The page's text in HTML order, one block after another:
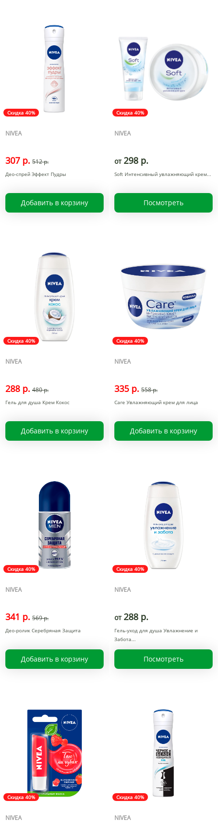
Скидка 40%
NIVEA
307 р. 512 р.
Део-спрей Эффект Пудры
Добавить в корзину
Скидка 40%
NIVEA
от 298 р.
Soft Интенсивный увлажняющий крем
Посмотреть
Скидка 40%
NIVEA
288 р. 480 р.
Гель для душа Крем Кокос
Добавить в корзину
Скидка 40%
NIVEA
335 р. 558 р.
Care Увлажняющий крем для лица
Добавить в корзину
Скидка 40%
NIVEA
341 р. 569 р.
Део-ролик Серебряная Защита
Добавить в корзину
Скидка 40%
NIVEA
от 288 р.
Гель-уход для душа Увлажнение и
Забота
Посмотреть
Скидка 40%
NIVEA
Скидка 40%
NIVEA